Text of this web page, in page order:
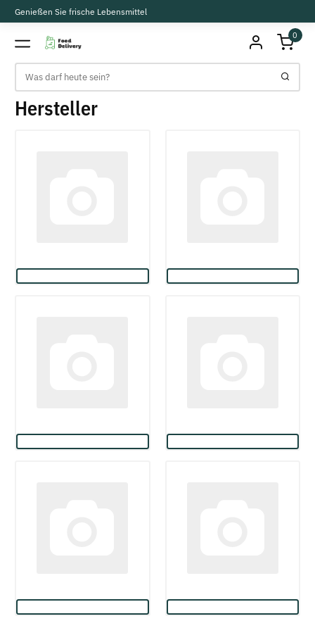
Genießen Sie frische Lebensmittel
0
Hersteller